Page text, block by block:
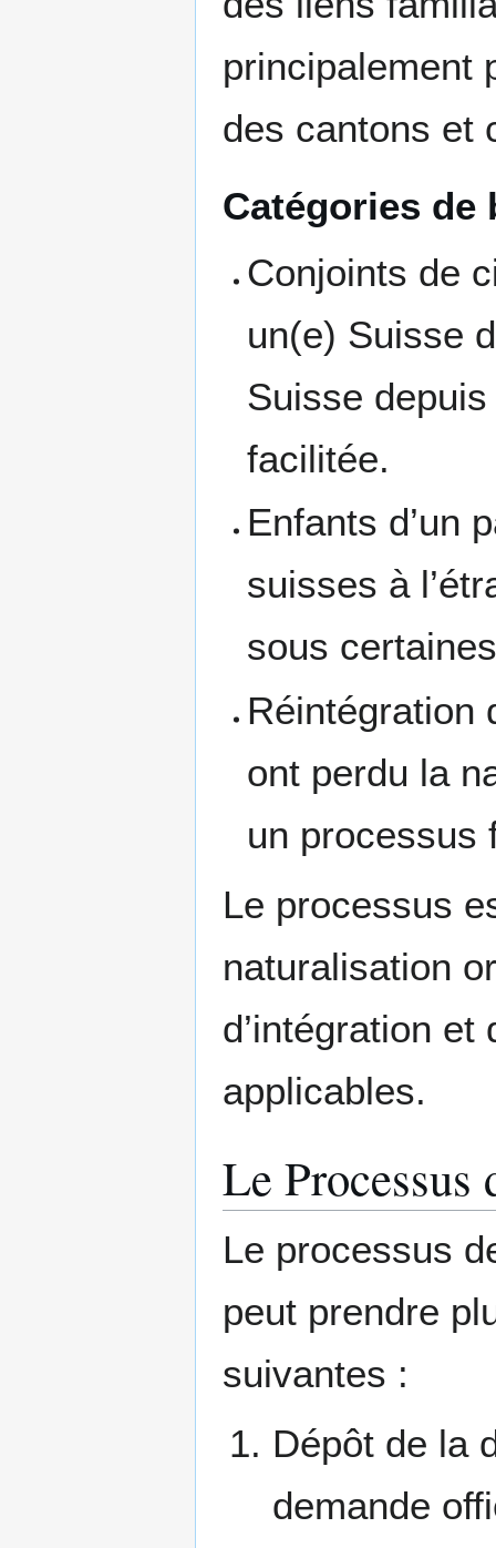
principalement
des cantons et
Catégories de
Conjoints de
un(e) Suisse
Suisse
facilitée.
Enfants d’un
suisses à
sous
Réintégration
ont perdu la
un processus
Le processus
naturalisation
d’intégration et
applicables.
Le
Le processus
peut prendre
suivantes :
Dépôt de la
demande